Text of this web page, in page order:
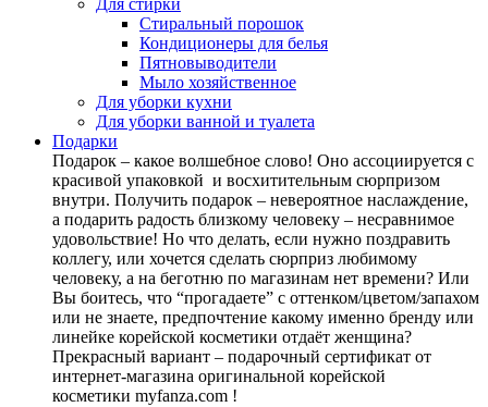
Для стирки
Стиральный порошок
Кондиционеры для белья
Пятновыводители
Мыло хозяйственное
Для уборки кухни
Для уборки ванной и туалета
Подарки
Подарок – какое волшебное слово! Оно ассоциируется с
красивой упаковкой и восхитительным сюрпризом
внутри. Получить подарок – невероятное наслаждение,
а подарить радость близкому человеку – несравнимое
удовольствие! Но что делать, если нужно поздравить
коллегу, или хочется сделать сюрприз любимому
человеку, а на беготню по магазинам нет времени? Или
Вы боитесь, что “прогадаете” с оттенком/цветом/запахом
или не знаете, предпочтение какому именно бренду или
линейке корейской косметики отдаёт женщина?
Прекрасный вариант – подарочный сертификат от
интернет-магазина оригинальной корейской
косметики myfanza.com !